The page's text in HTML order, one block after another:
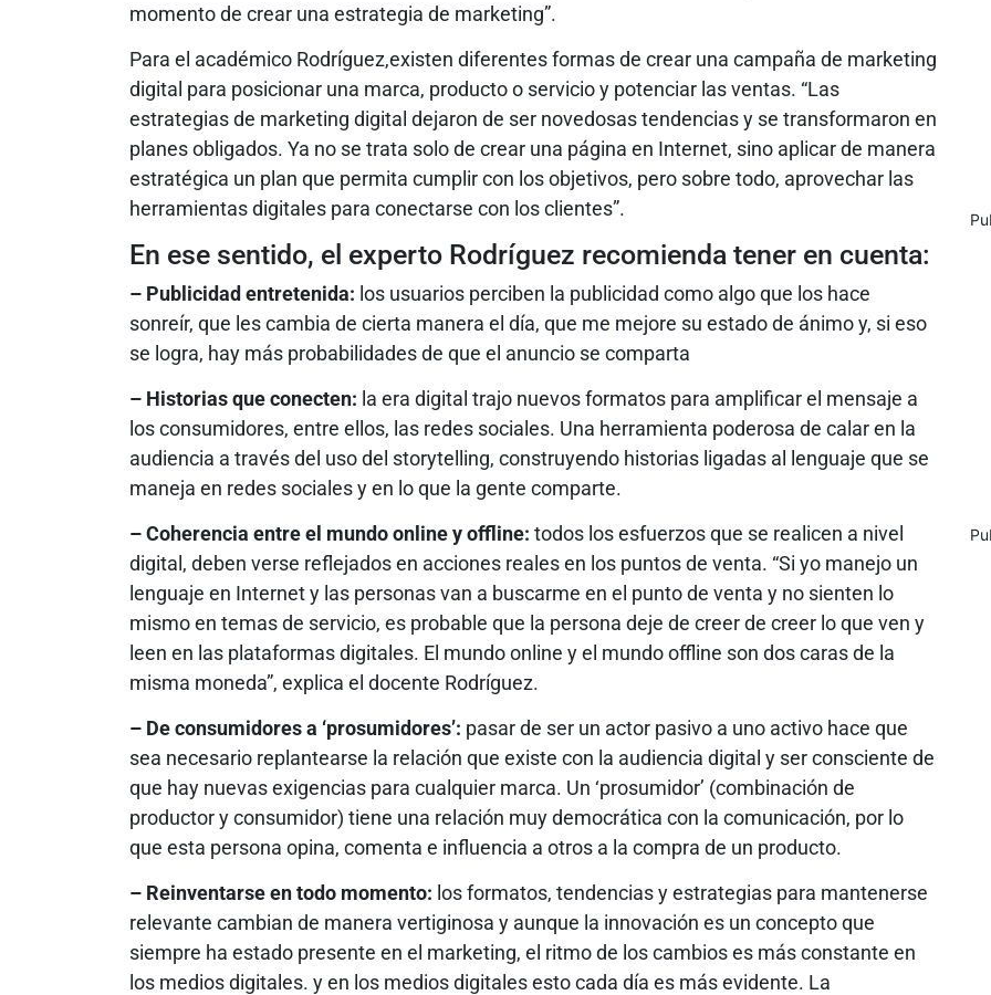
momento de crear una estrategia de marketing”.
Para el académico Rodríguez,existen diferentes formas de crear una campaña de marketing
digital para posicionar una marca, producto o servicio y potenciar las ventas. “Las
estrategias de marketing digital dejaron de ser novedosas tendencias y se transformaron en
planes obligados. Ya no se trata solo de crear una página en Internet, sino aplicar de manera
estratégica un plan que permita cumplir con los objetivos, pero sobre todo, aprovechar las
herramientas digitales para conectarse con los clientes”.
En ese sentido, el experto Rodríguez recomienda tener en cuenta:
– Publicidad entretenida: los usuarios perciben la publicidad como algo que los hace
sonreír, que les cambia de cierta manera el día, que me mejore su estado de ánimo y, si eso
se logra, hay más probabilidades de que el anuncio se comparta
– Historiasque conecten: la era digital trajo nuevos formatos para amplificar el mensaje a
los consumidores, entre ellos, las redes sociales. Una herramienta poderosa de calar en la
audiencia a través del uso del storytelling, construyendo historias ligadas al lenguaje que se
maneja en redes sociales y en lo que la gente comparte.
– Coherencia entre el mundo online y offline: todos los esfuerzos que se realicen a nivel
digital, deben verse reflejados en acciones reales en los puntos de venta. “Si yo manejo un
lenguaje en Internet y las personas van a buscarme en el punto de venta y no sienten lo
mismo en temas de servicio, es probable que la persona deje de creer de creer lo que ven y
leen en las plataformas digitales. El mundo online y el mundo offline son dos caras de la
misma moneda”, explica el docente Rodríguez.
– De consumidores a ‘prosumidores’: pasar de ser un actor pasivo a uno activo hace que
sea necesario replantearse la relación que existe con la audiencia digital y ser consciente de
que hay nuevas exigencias para cualquier marca. Un ‘prosumidor’ (combinación de
productor y consumidor) tiene una relación muy democrática con la comunicación, por lo
que esta persona opina, comenta e influencia a otros a la compra de un producto.
– Reinventarse en todo momento: los formatos, tendencias y estrategias para mantenerse
relevante cambian de manera vertiginosa y aunque la innovación es un concepto que
siempre ha estado presente en el marketing, el ritmo de los cambios es más constante en
los medios digitales. y en los medios digitales esto cada día es más evidente. La